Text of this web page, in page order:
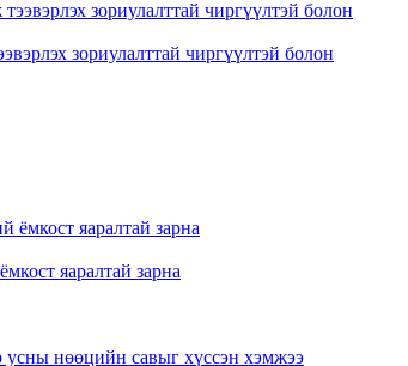
зориулалттай чиргүүлтэй болон
яаралтай зарна